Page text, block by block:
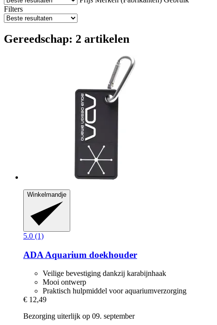
Filters
Gereedschap: 2 artikelen
Winkelmandje
5.0 (1)
ADA Aquarium doekhouder
Veilige bevestiging dankzij karabijnhaak
Mooi ontwerp
Praktisch hulpmiddel voor aquariumverzorging
€ 12,49
Bezorging uiterlijk op 09. september